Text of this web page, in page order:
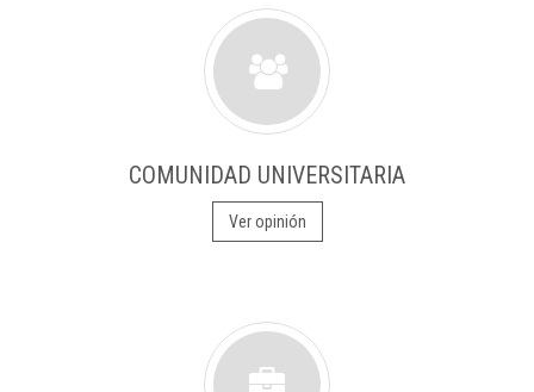
COMUNIDAD UNIVERSITARIA
Ver opinión